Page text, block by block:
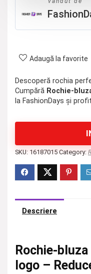
Adaugă la favorite
Descoperă rochia
Cumpără Rochie-
la FashionDays și
SKU: 16187015 Category:
Descriere
Rochie-
logo –